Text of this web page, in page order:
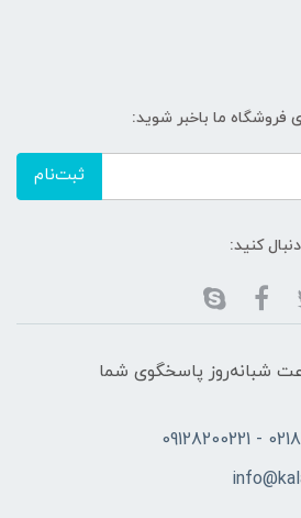
فروشگاه ما باخبر شوید:
ثبت‌نام
کنید:
هفته ، ۲۴ ساعت شبانه‌روز پاسخگوی شما